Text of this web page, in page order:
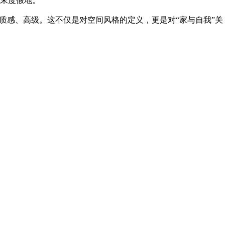
、高级。这不仅是对空间风格的定义，更是对“家与自我”关